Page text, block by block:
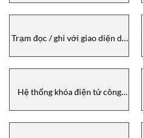
software TC Euchner
Trạm đọc / ghi với giao diện dữ
Mô-đun EKS FSA Euchner
Hệ thống khóa điện tử công
nhỏ gọn Euchner